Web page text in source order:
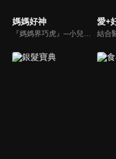
媽媽好神
『媽媽界巧虎』─小兒科醫師黃瑽寧，『國民媽媽』─鍾欣凌，兩人領軍擁有十八般武藝的好神媽媽團，為全台媽媽們發聲，所有育兒新知，家庭秘辛，全家大小健康，都會在《媽媽好神》一一解惑！
愛+